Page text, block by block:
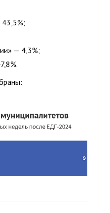
— 4,3%;